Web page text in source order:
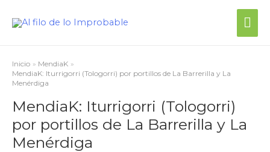
Inicio
MendiaK
MendiaK: Iturrigorri (Tologorri) por portillos de La Barrerilla y La
Menérdiga
MendiaK: Iturrigorri (Tologorri)
por portillos de La Barrerilla y La
Menérdiga